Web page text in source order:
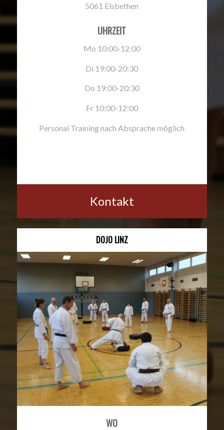
5061 Elsbethen
UHRZEIT
Mo 10:00-12:00
Di 19:00-20:30
Do 19:00-20:30
Fr 10:00-12:00
Personal Training nach Absprache möglich
Kontakt
DOJO LINZ
WO